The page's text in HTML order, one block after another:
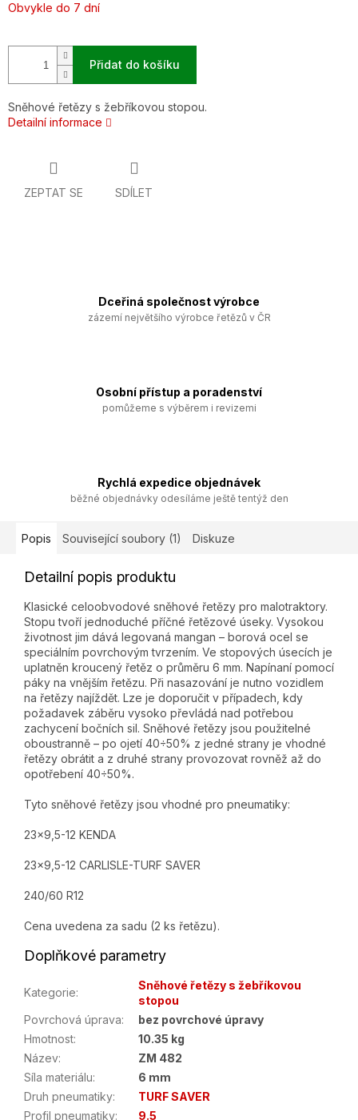
Obvykle do 7 dní
Přidat do košíku
Sněhové řetězy s žebříkovou stopou.
Detailní informace
ZEPTAT SE SDÍLET
Dceřiná společnost výrobce
zázemí největšího výrobce řetězů v ČR
Osobní přístup a poradenství
pomůžeme s výběrem i revizemi
Rychlá expedice objednávek
běžné objednávky odesíláme ještě tentýž den
Popis Související soubory (1) Diskuze
Detailní popis produktu
Klasické celoobvodové sněhové řetězy pro malotraktory.
Stopu tvoří jednoduché příčné řetězové úseky. Vysokou
životnost jim dává legovaná mangan – borová ocel se
speciálním povrchovým tvrzením. Ve stopových úsecích je
uplatněn kroucený řetěz o průměru 6 mm. Napínaní pomocí
páky na vnějším řetězu. Při nasazování je nutno vozidlem
na řetězy najíždět. Lze je doporučit v případech, kdy
požadavek záběru vysoko převládá nad potřebou
zachycení bočních sil. Sněhové řetězy jsou použitelné
oboustranně – po ojetí 40÷50% z jedné strany je vhodné
řetězy obrátit a z druhé strany provozovat rovněž až do
opotřebení 40÷50%.
Tyto sněhové řetězy jsou vhodné pro pneumatiky:
23x9,5-12 KENDA
23x9,5-12 CARLISLE-TURF SAVER
240/60 R12
Cena uvedena za sadu (2 ks řetězu).
Doplňkové parametry
Kategorie:
Sněhové řetězy s žebříkovou
stopou
Povrchová úprava:
bez povrchové úpravy
Hmotnost:
10.35 kg
Název:
ZM 482
Síla materiálu:
6 mm
Druh pneumatiky:
TURF SAVER
Profil pneumatiky:
9.5